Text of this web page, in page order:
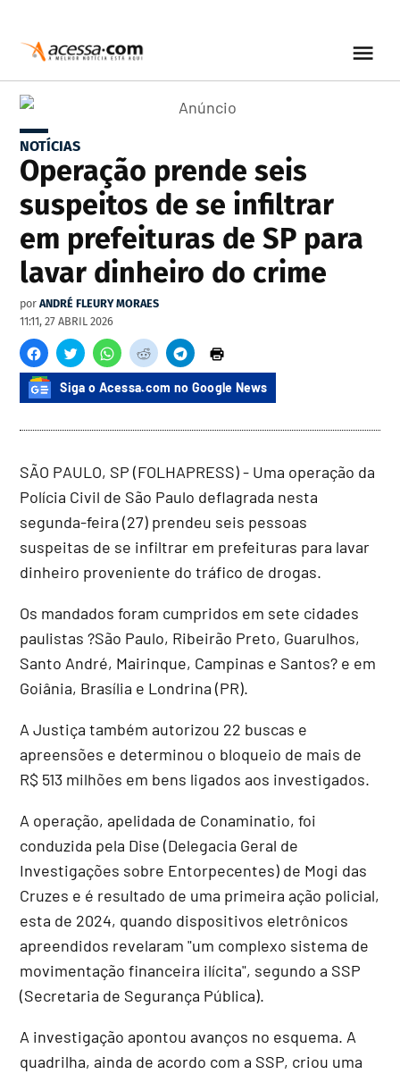
NOTÍCIAS
Operação prende seis
suspeitos de se infiltrar
em prefeituras de SP para
lavar dinheiro do crime
por ANDRÉ FLEURY MORAES
11:11, 27 ABRIL 2026
Siga o Acessa.com no Google News
SÃO PAULO, SP (FOLHAPRESS) - Uma operação da
Polícia Civil de São Paulo deflagrada nesta
segunda-feira (27) prendeu seis pessoas
suspeitas de se infiltrar em prefeituras para lavar
dinheiro proveniente do tráfico de drogas.
Os mandados foram cumpridos em sete cidades
paulistas ?São Paulo, Ribeirão Preto, Guarulhos,
Santo André, Mairinque, Campinas e Santos? e em
Goiânia, Brasília e Londrina (PR).
A Justiça também autorizou 22 buscas e
apreensões e determinou o bloqueio de mais de
R$ 513 milhões em bens ligados aos investigados.
A operação, apelidada de Conaminatio, foi
conduzida pela Dise (Delegacia Geral de
Investigações sobre Entorpecentes) de Mogi das
Cruzes e é resultado de uma primeira ação policial,
esta de 2024, quando dispositivos eletrônicos
apreendidos revelaram "um complexo sistema de
movimentação financeira ilícita", segundo a SSP
(Secretaria de Segurança Pública).
A investigação apontou avanços no esquema. A
quadrilha, ainda de acordo com a SSP, criou uma